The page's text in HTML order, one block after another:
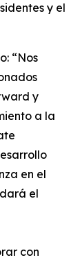
y el
“Nos
y
a la
en el
el
con